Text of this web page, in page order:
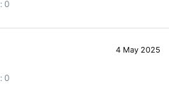
0
4 May 2025
0